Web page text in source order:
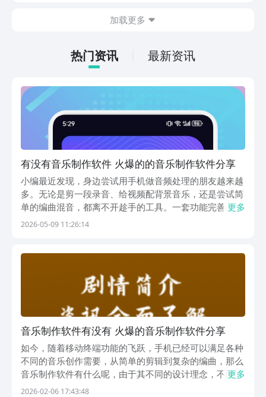
接就可以下载。游戏的上手门槛还是比较
打发无聊的时间，可玩性真的比较高。
加载更多
热门资讯 最新资讯
有没有音乐制作软件 火爆的的音乐制作软件分享
小编最近发现，身边尝试用手机做音频处理的朋友越来越
多。无论是剪一段录音、给视频配背景音乐，还是尝试简
单的编曲混音，都离不开趁手的工具。一套功能完善
的“音乐制作软件”往往能大幅缩短从灵感到作品的距离。
特...
更多
2026-05-09 11:26:14
音乐制作软件有没有 火爆的音乐制作软件分享
如今，随着移动终端功能的飞跃，手机已经可以满足各种
不同的音乐创作需要，从简单的剪辑到复杂的编曲，那么
音乐制作软件有什么呢，由于其不同的设计理念，不同的
应用程序为创作者提供了多种由专业到初学者的多种途
更多
2026-02-06 17:43:48